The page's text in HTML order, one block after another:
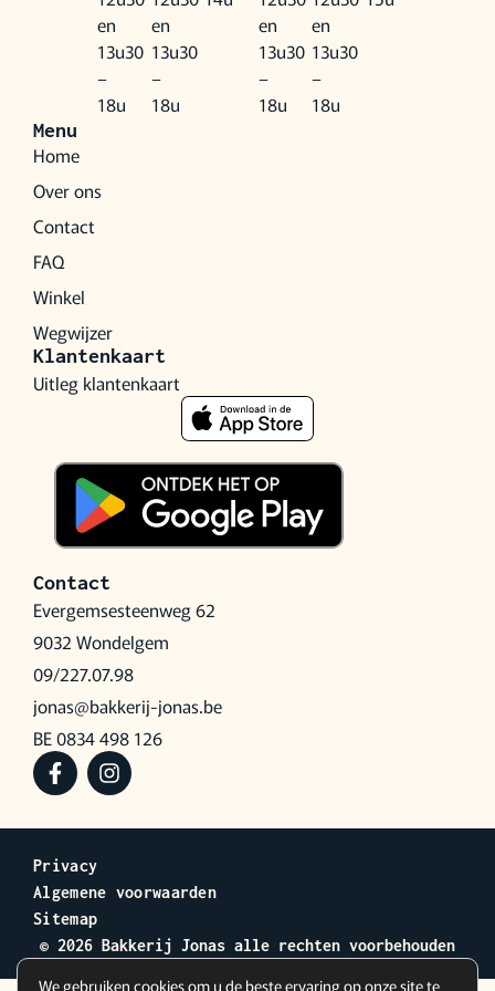
en
13u30
–
18u
en
13u30
–
18u
en
13u30
–
18u
en
13u30
–
18u
Menu
Home
Over ons
Contact
FAQ
Winkel
Wegwijzer
Klantenkaart
Uitleg klantenkaart
Contact
Evergemsesteenweg 62
9032 Wondelgem
09/227.07.98
jonas@bakkerij-jonas.be
BE 0834 498 126
© 2026 Bakkerij Jonas alle rechten voorbehouden
Privacy
Algemene voorwaarden
Sitemap
We gebruiken cookies om u de beste ervaring op onze site te